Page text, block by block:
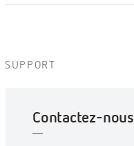
SUPPORT
Contactez-nous